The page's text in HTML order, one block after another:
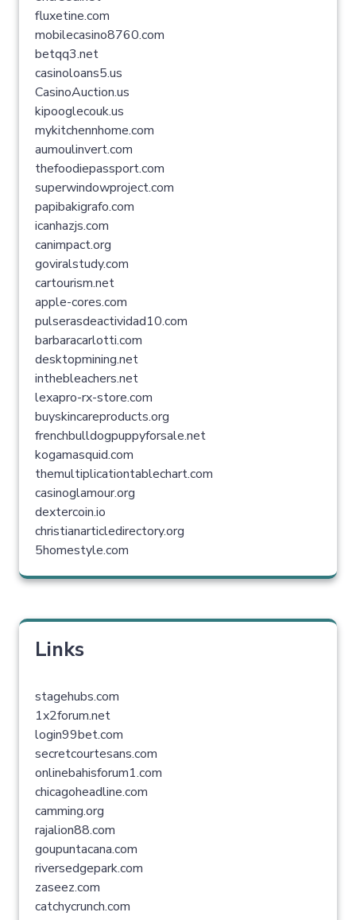
fluxetine.com
mobilecasino8760.com
betqq3.net
casinoloans5.us
CasinoAuction.us
kipooglecouk.us
mykitchennhome.com
aumoulinvert.com
thefoodiepassport.com
superwindowproject.com
papibakigrafo.com
icanhazjs.com
canimpact.org
goviralstudy.com
cartourism.net
apple-cores.com
pulserasdeactividad10.com
barbaracarlotti.com
desktopmining.net
inthebleachers.net
lexapro-rx-store.com
buyskincareproducts.org
frenchbulldogpuppyforsale.net
kogamasquid.com
themultiplicationtablechart.com
casinoglamour.org
dextercoin.io
christianarticledirectory.org
5homestyle.com
Links
stagehubs.com
1x2forum.net
login99bet.com
secretcourtesans.com
onlinebahisforum1.com
chicagoheadline.com
camming.org
rajalion88.com
goupuntacana.com
riversedgepark.com
zaseez.com
catchycrunch.com